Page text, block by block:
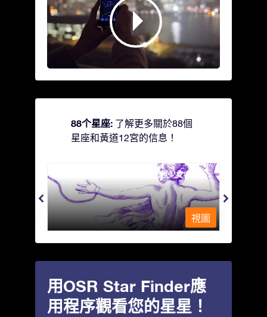
88个星座: 了解更多關於88個
星座和黃道12宮的信息！
Andromeda - 被鐵鍊鎖著的少女
視圖
用OSR Star Finder應
用程序觀看您的星星！